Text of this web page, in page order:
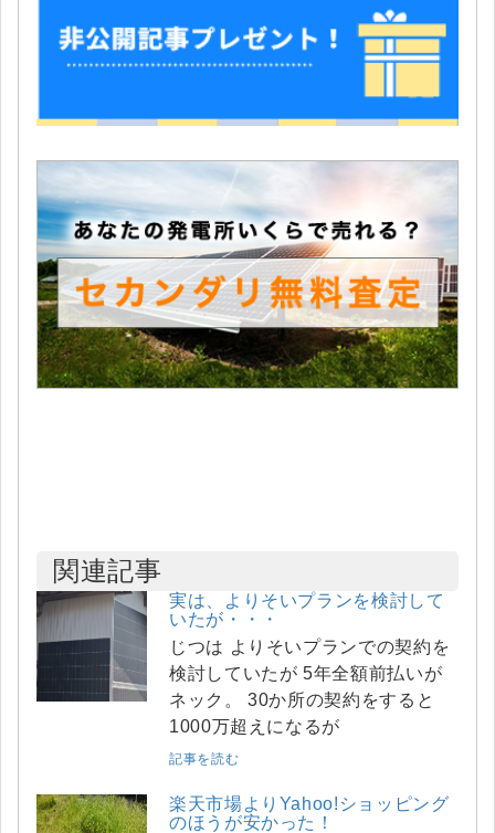
関連記事
実は、よりそいプランを検討して
いたが・・・
じつは よりそいプランでの契約を
検討していたが 5年全額前払いが
ネック。 30か所の契約をすると
1000万超えになるが
記事を読む
楽天市場よりYahoo!ショッピング
のほうが安かった！